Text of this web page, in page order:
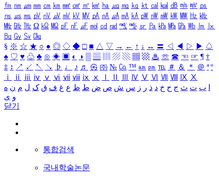
㎙ ㎚ ㎛ ㎜ ㎝ ㎞ ㎟ ㎠ ㎡ ㎢ ㏊ ㎍ ㎎ ㎏ ㏏ ㎈ ㎉ ㏈ ㎧ ㎨ ㎰
㎱ ㎲ ㎳ ㎴ ㎵ ㎶ ㎷ ㎸ ㎹ ㎀ ㎁ ㎂ ㎃ ㎄ ㎺ ㎻ ㎽ ㎾ ㎿ ㎐ ㎑
㎒ ㎓ ㎔ Ω ㏀ ㏁ ㎊ ㎋ ㎌ ㏖ ㏅ ㎭ ㎮ ㎯ ㏛ ㎩ ㎪ ㎫ ㎬ ㏝ ㏐
㏓
㏃ ㏉ ㏜ ㏆
§ ※ ☆ ★ ○ ● ◎ ◇ ◆ □ ■ △ ▽ → ← ↑ ↓ ↔ 〓 ◁ ◀ ▷ ▶ ♤
♠ ♡ ♥ ♧ ♣ ⊙ ◈ ▣ ◐ ◑ ▒ ▤ ▨ ▧ ▦ ▩ ♨ ☏ ☎ ☜ ☞ ¶ †
‡ ↕ ↗ ↙ ↖ ↘ ♭ ♩ ♪ ♬ ㉿ ㈜ № ㏇ ™ ㏂ ㏘ ℡ ＃ ＆ ＊ ＠ ª º
ⅰ
ⅱ ⅲ ⅳ ⅴ ⅵ ⅶ ⅷ ⅸ ⅹ Ⅳ Ⅴ Ⅵ Ⅶ Ⅷ Ⅸ Ⅹ
ب ت ث ج ح خ د ذ ر ز س ش ص ض ط ظ ع غ ف ق ک ل م ن ه
و ی
닫기
통합검색
국내학술논문